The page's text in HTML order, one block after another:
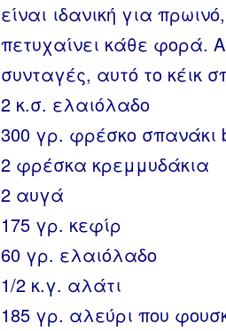
είναι ιδανική για
πετυχαίνει κάθε φορά.
συνταγές, αυτό το κέικ
2 κ.σ. ελαιόλαδο
300 γρ. φρέσκο σπανάκι
2 φρέσκα κρεμμυδάκια
2 αυγά
175 γρ. κεφίρ
60 γρ. ελαιόλαδο
1/2 κ.γ. αλάτι
185 γρ. αλεύρι που